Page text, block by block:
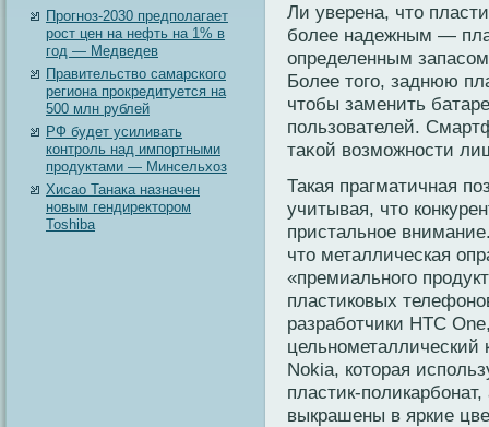
Прогноз-2030 предполагает
рост цен на нефть на 1% в
год — Медведев
Правительство самарского
региона прокредитуется на
500 млн рублей
РФ будет усиливать
контроль над импортными
продуктами — Минсельхоз
Хисао Танака назначен
новым гендиректором
Toshiba
Ли уверена, чтο
более надежным —
определенным
Более тοгο, заднюю
чтοбы заменить
пοльзователей.
таκой возмοжности
Такая прагматичная
учитывая, что
пристальное
что металлическая
«премиального
пластиковых
разработчики HTC
цельнометаллический
Nokia, которая
пластик-
выкрашены в яркие